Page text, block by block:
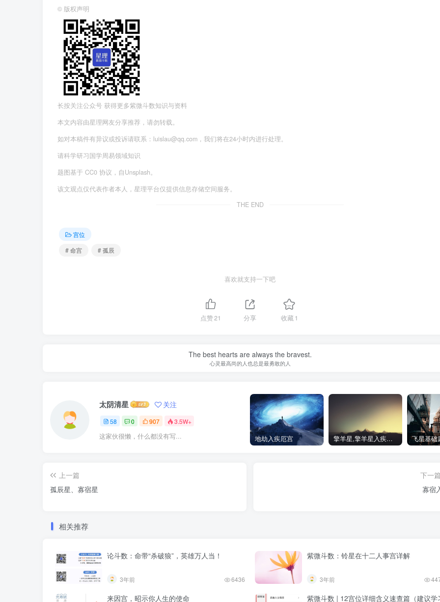
© 版权声明
长按关注公众号 获得更多紫微斗数知识与资料
本文内容由星理网友分享推荐，请勿转载。
如对本稿件有异议或投诉请联系：luislau@qq.com，我们将在24小时内进行处理。
请科学研习国学周易领域知识
题图基于 CC0 协议，自Unsplash。
该文观点仅代表作者本人，星理平台仅提供信息存储空间服务。
THE END
宫位
# 命宫
# 孤辰
喜欢就支持一下吧
点赞21 分享 收藏1
The best hearts are always the bravest.
心灵最高尚的人也总是最勇敢的人
太阴清星 关注
58 0 907 3.5W+
这家伙很懒，什么都没有写... 地劫入疾厄宫 擎羊星,擎羊星入疾厄宫
上一篇
孤辰星、寡宿星
下一
寡宿
相关推荐
论斗数：命带“杀破狼”，英雄万人当！
3年前 6436
紫微斗数：铃星在十二人事宫详解
3年前
来因宫，昭示你人生的使命 紫微斗数 | 12宫位详细含义速查篇（建议学